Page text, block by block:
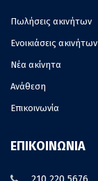
Πωλήσεις ακινήτων
Ενοικιάσεις ακινήτων
Νέα ακίνητα
Ανάθεση
Επικοινωνία
ΕΠΙΚΟΙΝΩΝΙΑ